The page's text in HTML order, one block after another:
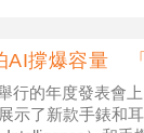
AI撐爆容量
行的年度發表會
示了新款手錶和